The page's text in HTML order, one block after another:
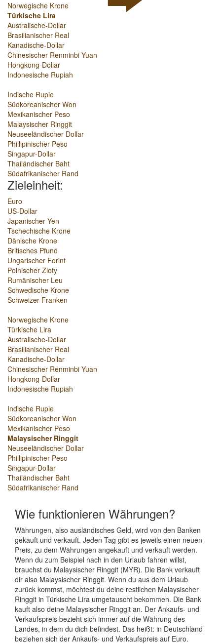
Norwegische Krone
Türkische Lira
Australische-Dollar
Brasilianischer Real
Kanadische-Dollar
Chinesischer Renminbi Yuan
Hongkong-Dollar
Indonesische Rupiah
Indische Rupie
Südkoreanischer Won
Mexikanischer Peso
Malaysischer Ringgit
Neuseeländischer Dollar
Phillipinischer Peso
Singapur-Dollar
Thailändischer Baht
Südafrikanischer Rand
Zieleinheit:
Euro
US-Dollar
Japanischer Yen
Tschechische Krone
Dänische Krone
Britisches Pfund
Ungarischer Forint
Polnischer Zloty
Rumänischer Leu
Schwedische Krone
Schweizer Franken
Norwegische Krone
Türkische Lira
Australische-Dollar
Brasilianischer Real
Kanadische-Dollar
Chinesischer Renminbi Yuan
Hongkong-Dollar
Indonesische Rupiah
Indische Rupie
Südkoreanischer Won
Mexikanischer Peso
Malaysischer Ringgit
Neuseeländischer Dollar
Phillipinischer Peso
Singapur-Dollar
Thailändischer Baht
Südafrikanischer Rand
Wie funktionieren Währungen?
Währungen, also ausländisches Geld, wird von den Banken
gekauft und verkauft. Jeden Tag gibt es jeweils einen neuen
Preis, zu dem Währungen angekauft und verkauft werden.
Wenn du zum Beispiel nach in den Urlaub fahren willst,
brauchst du Malaysischer Ringgit (MYR). Die Bank verkauft
dir also Malaysischer Ringgit. Wenn du aus dem Urlaub
zurück kommst, möchtest du deine restlichen Malaysischer
Ringgit in Türkische Lira umgetauscht bekommen. Die Bank
kauft also deine Malaysischer Ringgit an. Der Ankaufs- und
Verkaufspreis bezieht sich immer auf die Währung des
Landes, in dem du dich befindest. Das heißt: in Deutschland
beziehen sich der Ankaufs- und Verkaufspreis auf Euro.